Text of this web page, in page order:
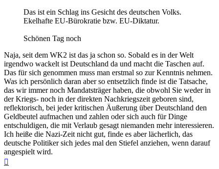
Das ist ein Schlag ins Gesicht des deutschen Volks.
Ekelhafte EU-Bürokratie bzw. EU-Diktatur.
Schönen Tag noch
Naja, seit dem WK2 ist das ja schon so. Sobald es in der Welt
irgendwo wackelt ist Deutschland da und macht die Taschen auf.
Das für sich genommen muss man erstmal so zur Kenntnis nehmen.
Was ich persönlich daran aber so entsetzlich finde ist die Tatsache,
das wir immer noch Mandatsträger haben, die obwohl Sie weder in
der Kriegs- noch in der direkten Nachkriegszeit geboren sind,
reflektorisch, bei jeder kritischen Äußerung über Deutschland den
Geldbeutel aufmachen und zahlen oder sich auch für Dinge
entschuldigen, die mit Verlaub gesagt niemanden mehr interessieren.
Ich heiße die Nazi-Zeit nicht gut, finde es aber lächerlich, das
deutsche Politiker sich jedes mal den Stiefel anziehen, wenn darauf
angespielt wird.